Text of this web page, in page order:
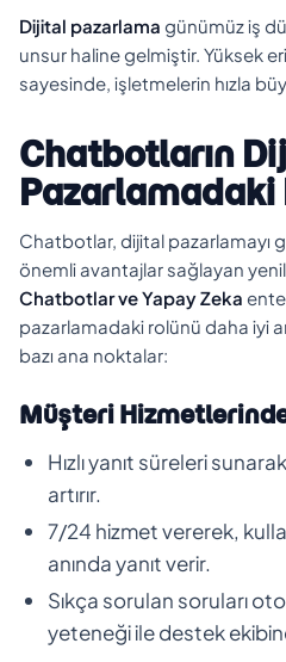
Dijital pazarlama günümüz iş
unsur haline gelmiştir. Yüksek
sayesinde, işletmelerin hızla
Chatbotların
Pazarlamadaki
Chatbotlar, dijital pazarlamayı
önemli avantajlar sağlayan
Chatbotlar ve Yapay Zeka
pazarlamadaki rolünü daha iyi
bazı ana noktalar:
Müşteri
Hızlı yanıt süreleri
artırır.
7/24 hizmet vererek,
anında yanıt verir.
Sıkça sorulan soruları
yeteneği ile destek